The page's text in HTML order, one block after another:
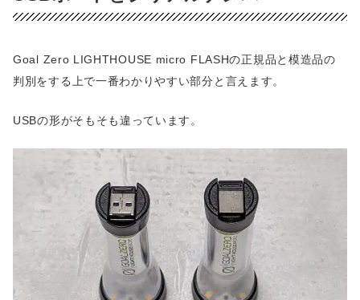
Goal Zero LIGHTHOUSE micro FLASHの正規品と模造品の
判別をする上で一番わかりやすい部分と言えます。
USBの形がそもそも違っています。